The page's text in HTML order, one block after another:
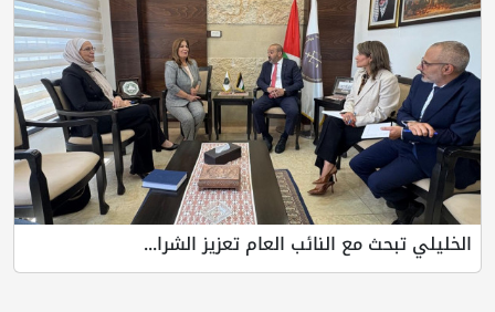
الخليلي تبحث مع النائب العام تعزيز الشرا...